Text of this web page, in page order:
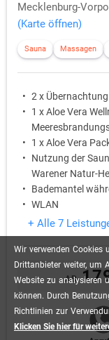
Wir verwenden Cookies
Drittanbieter weiter, um
Website zu analysieren
können. Durch
Richtlinien zur
Klicken Sie hier für
Mecklenburg-
(Karte öffnen)
Sauna Massagen
2 x
1 x Aloe Vera
1 x Aloe Vera
Nutzung der
Warener Natur-
Bademantel
WLAN
+ Alle 7
AB